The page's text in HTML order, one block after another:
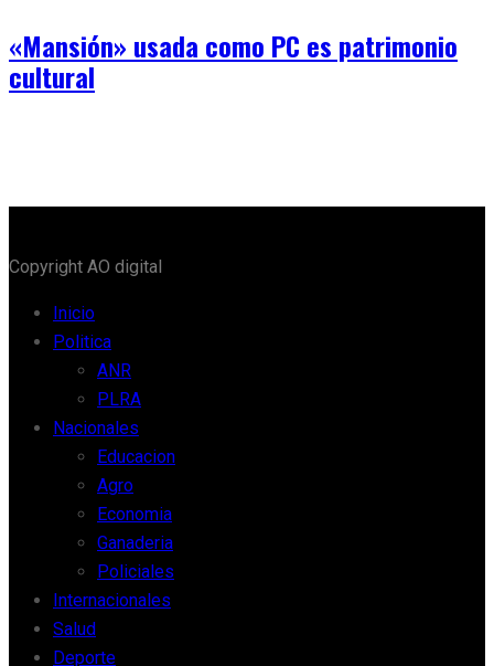
«Mansión» usada como PC es patrimonio
cultural
Copyright AO digital
Inicio
Politica
ANR
PLRA
Nacionales
Educacion
Agro
Economia
Ganaderia
Policiales
Internacionales
Salud
Deporte